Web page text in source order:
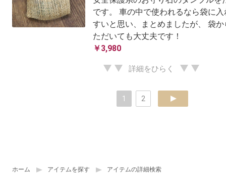
ホーム アイテムを探す アイテムの詳細検索
です。 車の中で使われるなら袋に
すいと思い、まとめましたが、 袋
ただいても大丈夫です！
￥3,980
詳細をひらく
1 2 next